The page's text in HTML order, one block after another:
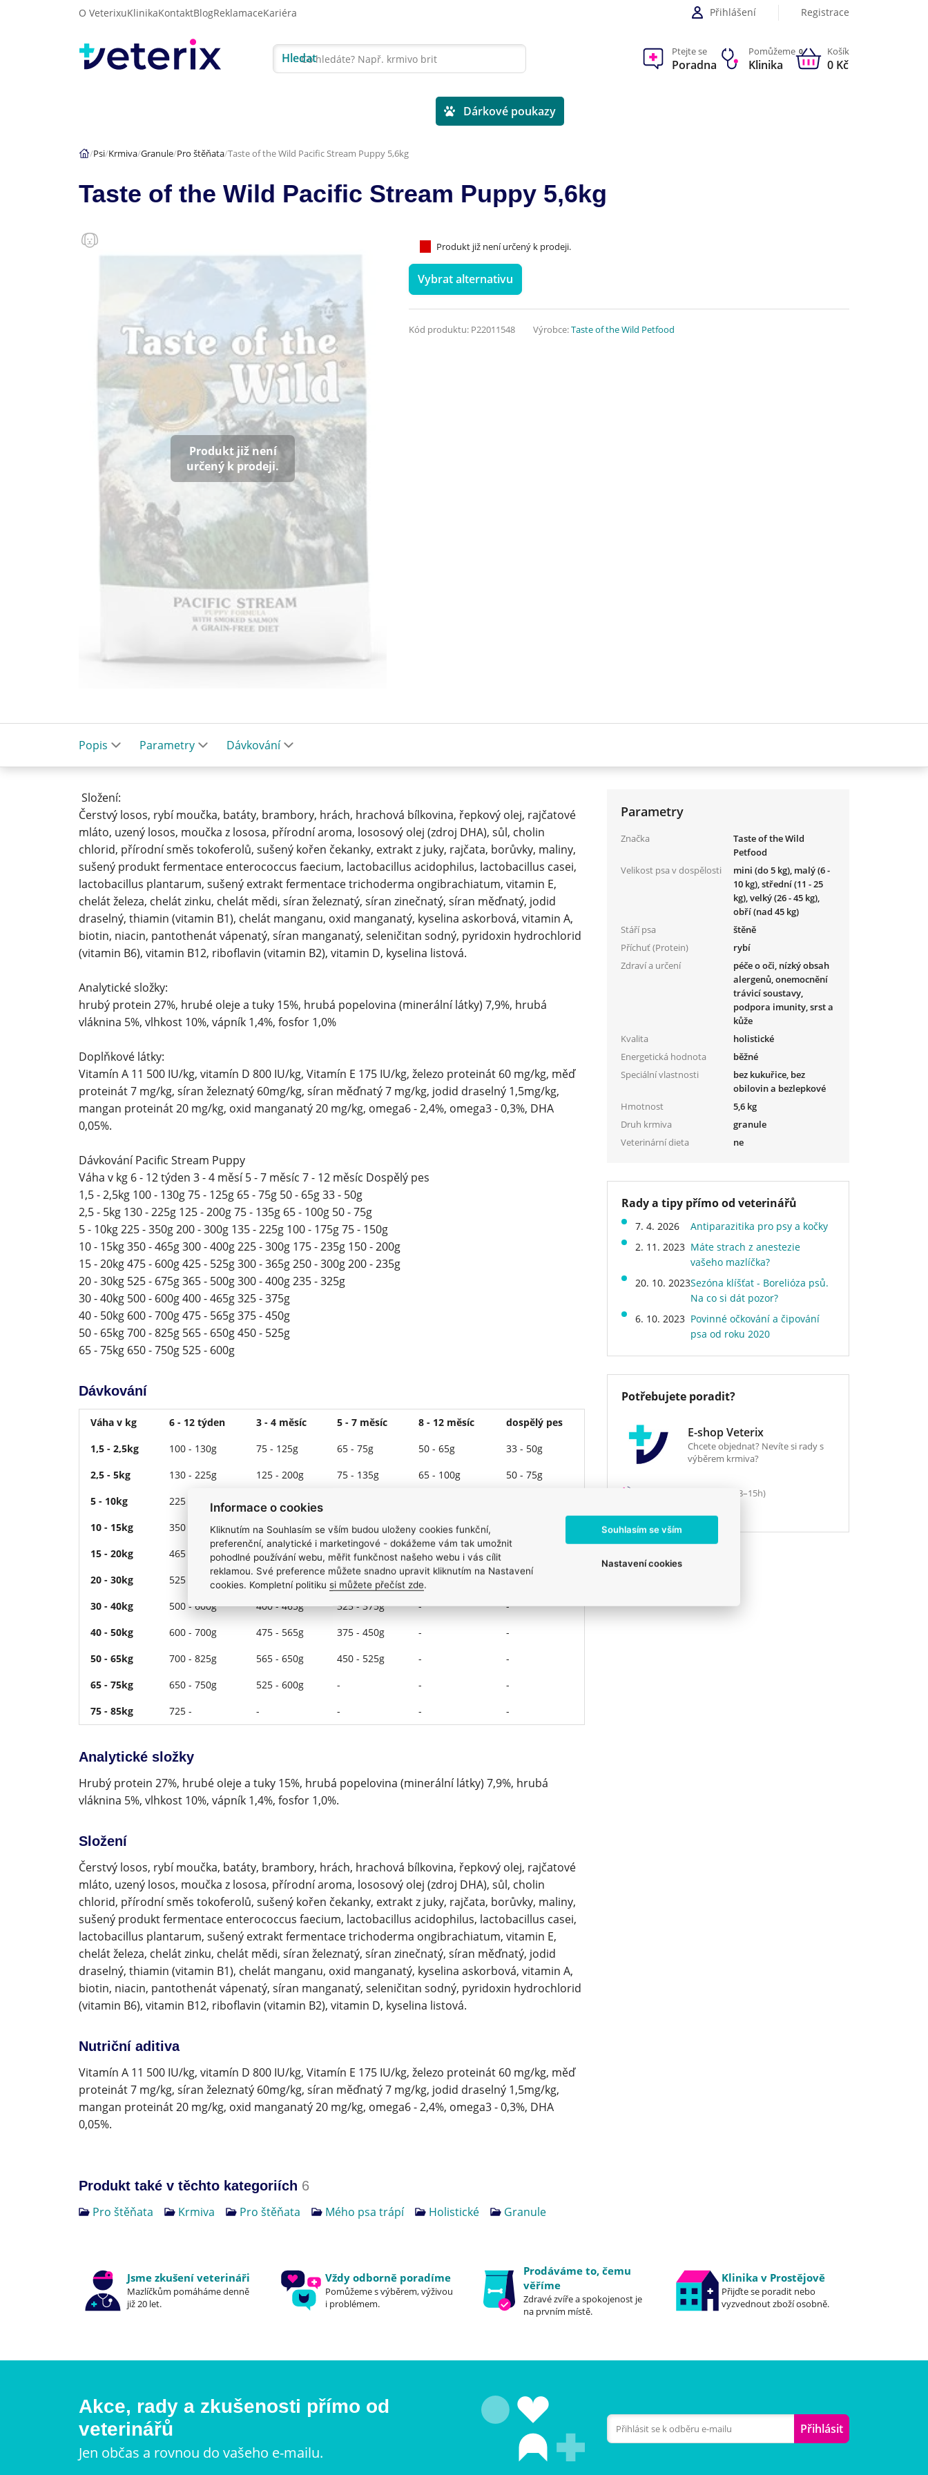
O VeterixuKlinikaKontaktBlogReklamaceKariéra Přihlášení Registrace
Hledat Ptejte se
Poradna
Pomůžeme
Klinika
0 Košík
0 Kč
Dárkové poukazy
Psi Krmiva Granule Pro štěňata Taste of the Wild Pacific Stream Puppy 5,6kg
Taste of the Wild Pacific Stream Puppy 5,6kg
Produkt již není
určený k prodeji.
Produkt již není určený k prodeji.
Vybrat alternativu
Kód produktu: P22011548 Výrobce:Taste of the Wild Petfood
Popis Parametry Dávkování
Složení:
Čerstvý losos, rybí moučka, batáty, brambory, hrách, hrachová bílkovina, řepkový olej, rajčatové
mláto, uzený losos, moučka z lososa, přírodní aroma, lososový olej (zdroj DHA), sůl, cholin
chlorid, přírodní směs tokoferolů, sušený kořen čekanky, extrakt z juky, rajčata, borůvky, maliny,
sušený produkt fermentace enterococcus faecium, lactobacillus acidophilus, lactobacillus casei,
lactobacillus plantarum, sušený extrakt fermentace trichoderma ongibrachiatum, vitamin E,
chelát železa, chelát zinku, chelát mědi, síran železnatý, síran zinečnatý, síran měďnatý, jodid
draselný, thiamin (vitamin B1), chelát manganu, oxid manganatý, kyselina askorbová, vitamin A,
biotin, niacin, pantothenát vápenatý, síran manganatý, seleničitan sodný, pyridoxin hydrochlorid
(vitamin B6), vitamin B12, riboflavin (vitamin B2), vitamin D, kyselina listová.
Analytické složky:
hrubý protein 27%, hrubé oleje a tuky 15%, hrubá popelovina (minerální látky) 7,9%, hrubá
vláknina 5%, vlhkost 10%, vápník 1,4%, fosfor 1,0%
Doplňkové látky:
Vitamín A 11 500 IU/kg, vitamín D 800 IU/kg, Vitamín E 175 IU/kg, železo proteinát 60 mg/kg, měď
proteinát 7 mg/kg, síran železnatý 60mg/kg, síran měďnatý 7 mg/kg, jodid draselný 1,5mg/kg,
mangan proteinát 20 mg/kg, oxid manganatý 20 mg/kg, omega6 - 2,4%, omega3 - 0,3%, DHA
0,05%.
Dávkování Pacific Stream Puppy
Váha v kg 6 - 12 týden 3 - 4 měsí 5 - 7 měsíc 7 - 12 měsíc Dospělý pes
1,5 - 2,5kg 100 - 130g 75 - 125g 65 - 75g 50 - 65g 33 - 50g
2,5 - 5kg 130 - 225g 125 - 200g 75 - 135g 65 - 100g 50 - 75g
5 - 10kg 225 - 350g 200 - 300g 135 - 225g 100 - 175g 75 - 150g
10 - 15kg 350 - 465g 300 - 400g 225 - 300g 175 - 235g 150 - 200g
15 - 20kg 475 - 600g 425 - 525g 300 - 365g 250 - 300g 200 - 235g
20 - 30kg 525 - 675g 365 - 500g 300 - 400g 235 - 325g
30 - 40kg 500 - 600g 400 - 465g 325 - 375g
40 - 50kg 600 - 700g 475 - 565g 375 - 450g
50 - 65kg 700 - 825g 565 - 650g 450 - 525g
65 - 75kg 650 - 750g 525 - 600g
Dávkování
Váha v kg 6 - 12 týden 3 - 4 měsíc 5 - 7 měsíc 8 - 12 měsíc
dospělý pes
1,5 - 2,5kg
100 - 130g 75 - 125g 65 - 75g 50 - 65g
33 - 50g
2,5 - 5kg
130 - 225g 125 - 200g 75 - 135g 65 - 100g
50 - 75g
5 - 10kg
225 - 350g 200 - 300g
10 - 15kg
350 - 465g 300 - 400g 225 - 300g 175 - 235g
15 - 20kg
465 - 600g 425 - 525g 300 - 365g 250 - 300g
20 - 30kg
525 - 675g 365 - 500g 300 - 400g 235 - 325g
30 - 40kg
500 - 600g 400 - 465g 325 - 375g -
-
40 - 50kg
600 - 700g 475 - 565g 375 - 450g -
-
50 - 65kg
700 - 825g 565 - 650g 450 - 525g -
-
65 - 75kg
650 - 750g 525 - 600g - -
-
75 - 85kg
725 - - - - -
Analytické složky
Hrubý protein 27%, hrubé oleje a tuky 15%, hrubá popelovina (minerální látky) 7,9%, hrubá
vláknina 5%, vlhkost 10%, vápník 1,4%, fosfor 1,0%.
Složení
Čerstvý losos, rybí moučka, batáty, brambory, hrách, hrachová bílkovina, řepkový olej, rajčatové
mláto, uzený losos, moučka z lososa, přírodní aroma, lososový olej (zdroj DHA), sůl, cholin
chlorid, přírodní směs tokoferolů, sušený kořen čekanky, extrakt z juky, rajčata, borůvky, maliny,
sušený produkt fermentace enterococcus faecium, lactobacillus acidophilus, lactobacillus casei,
lactobacillus plantarum, sušený extrakt fermentace trichoderma ongibrachiatum, vitamin E,
chelát železa, chelát zinku, chelát mědi, síran železnatý, síran zinečnatý, síran měďnatý, jodid
draselný, thiamin (vitamin B1), chelát manganu, oxid manganatý, kyselina askorbová, vitamin A,
biotin, niacin, pantothenát vápenatý, síran manganatý, seleničitan sodný, pyridoxin hydrochlorid
(vitamin B6), vitamin B12, riboflavin (vitamin B2), vitamin D, kyselina listová.
Nutriční aditiva
Vitamín A 11 500 IU/kg, vitamín D 800 IU/kg, Vitamín E 175 IU/kg, železo proteinát 60 mg/kg, měď
proteinát 7 mg/kg, síran železnatý 60mg/kg, síran měďnatý 7 mg/kg, jodid draselný 1,5mg/kg,
mangan proteinát 20 mg/kg, oxid manganatý 20 mg/kg, omega6 - 2,4%, omega3 - 0,3%, DHA
0,05%.
Parametry
Značka
Taste of the Wild
Petfood
Velikost psa v dospělosti
mini (do 5 kg), malý (6 -
10 kg), střední (11 - 25
kg), velký (26 - 45 kg),
obří (nad 45 kg)
Stáří psa
štěně
Příchuť (Protein)
rybí
Zdraví a určení
péče o oči, nízký obsah
alergenů, onemocnění
trávicí soustavy,
podpora imunity, srst a
kůže
Kvalita
holistické
Energetická hodnota
běžné
Speciální vlastnosti
bez kukuřice, bez
obilovin a bezlepkové
Hmotnost
5,6 kg
Druh krmiva
granule
Veterinární dieta
ne
Rady a tipy přímo od veterinářů
7. 4. 2026
Antiparazitika pro psy a kočky
2. 11. 2023 Máte strach z anestezie
vašeho mazlíčka?
20. 10. 2023Sezóna klíšťat - Borelióza psů.
Na co si dát pozor?
6. 10. 2023 Povinné očkování a čipování
psa od roku 2020
Potřebujete poradit?
E-shop Veterix
Chcete objednat? Nevíte si rady s
výběrem krmiva?
(Po–Pá, 8–15h)
Produkt také v těchto kategoriích 6
Pro štěňata
Krmiva Pro štěňata Mého psa trápí Holistické Granule
Jsme zkušení veterináři
Mazlíčkům pomáháme denně
již 20 let.
Vždy odborně poradíme
Pomůžeme s výběrem, výživou
i problémem.
Prodáváme to, čemu
věříme
Zdravé zvíře a spokojenost je
na prvním místě.
Klinika v Prostějově
Přijďte se poradit nebo
vyzvednout zboží osobně.
Akce, rady a zkušenosti přímo od
veterinářů
Jen občas a rovnou do vašeho e-mailu.
Přihlásit
Informace o cookies
Kliknutím na Souhlasím se vším budou uloženy cookies funkční,
preferenční, analytické i marketingové - dokážeme vám tak umožnit
pohodlné používání webu, měřit funkčnost našeho webu i vás cílit
reklamou. Své preference můžete snadno upravit kliknutím na Nastavení
cookies. Kompletní politiku si můžete přečíst zde.
Souhlasím se vším
Nastavení cookies